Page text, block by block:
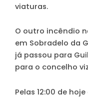
viaturas.
O outro incêndio
em Sobradelo da
já passou para
para o concelho
Pelas 12:00 de